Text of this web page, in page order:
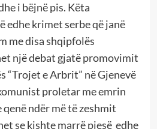
i bëjnë pis. Këta
edhe krimet serbe që janë
me disa shqipfolës
një debat gjatë promovimit
“Trojet e Arbrit” në Gjenevë
proletar me emrin
ndër më të zeshmit
se kishte marrë pjesë edhe